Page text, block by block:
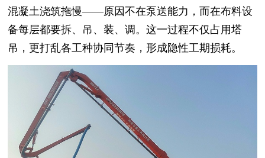
混凝土浇筑拖慢——原因不在泵送能力，而在布料设
备每层都要拆、吊、装、调。这一过程不仅占用塔
吊，更打乱各工种协同节奏，形成隐性工期损耗。